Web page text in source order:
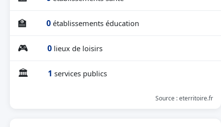
🏫 0 établissements éducation
🎮 0 lieux de loisirs
🏛 1 services publics
Source : eterritoire.fr